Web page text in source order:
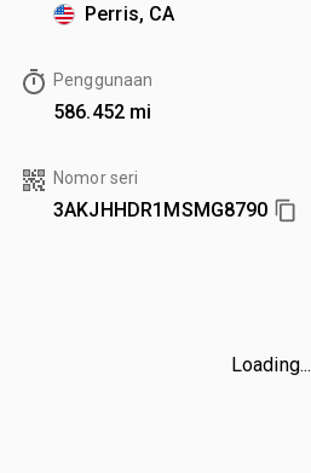
Perris, CA
Penggunaan
586.452 mi
Nomor seri
3AKJHHDR1MSMG8790
Loading...